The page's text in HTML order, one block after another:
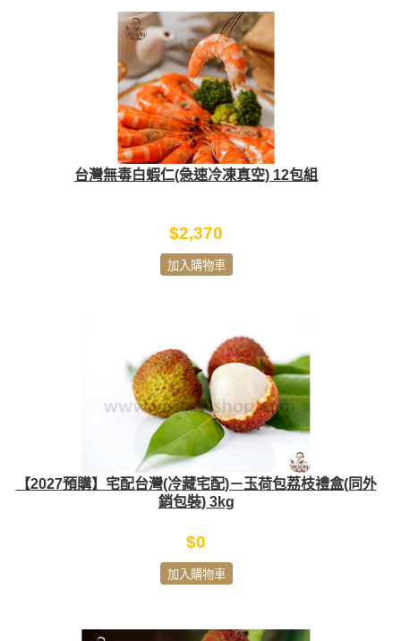
台灣無毒白蝦仁(急速冷凍真空) 12包組
$2,370
加入購物車
【2027預購】宅配台灣(冷藏宅配)－玉荷包荔枝禮盒(同外
銷包裝) 3kg
$0
加入購物車